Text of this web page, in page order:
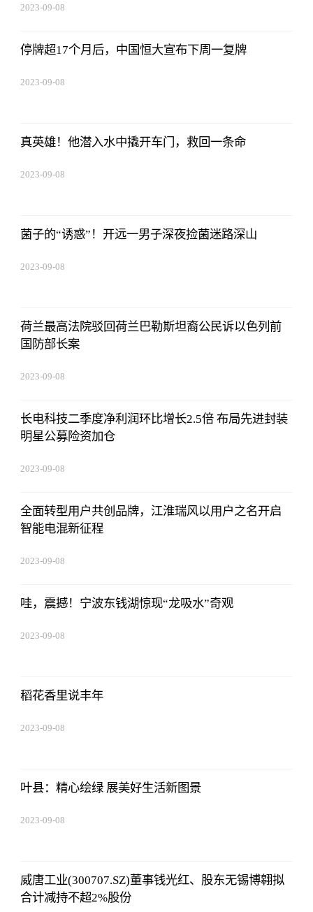
2023-09-08
停牌超17个月后，中国恒大宣布下周一复牌
2023-09-08
真英雄！他潜入水中撬开车门，救回一条命
2023-09-08
菌子的“诱惑”！开远一男子深夜捡菌迷路深山
2023-09-08
荷兰最高法院驳回荷兰巴勒斯坦裔公民诉以色列前
国防部长案
2023-09-08
长电科技二季度净利润环比增长2.5倍 布局先进封装
明星公募险资加仓
2023-09-08
全面转型用户共创品牌，江淮瑞风以用户之名开启
智能电混新征程
2023-09-08
哇，震撼！宁波东钱湖惊现“龙吸水”奇观
2023-09-08
稻花香里说丰年
2023-09-08
叶县：精心绘绿 展美好生活新图景
2023-09-08
威唐工业(300707.SZ)董事钱光红、股东无锡博翱拟
合计减持不超2%股份